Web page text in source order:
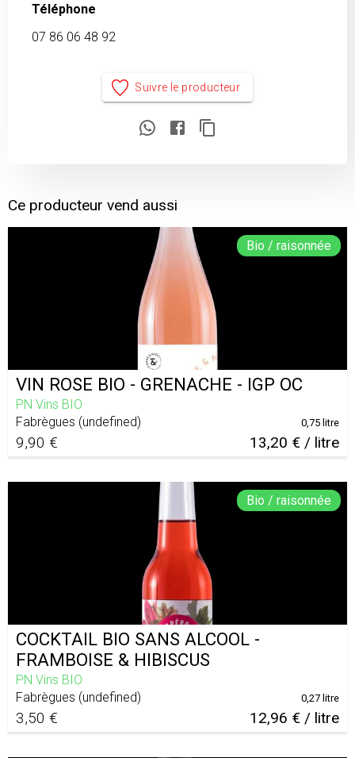
Téléphone
07 86 06 48 92
Suivre le producteur
Ce producteur vend aussi
Bio / raisonnée
VIN ROSE BIO - GRENACHE - IGP OC
PN Vins BIO
Fabrègues (undefined)
9,90 € 13,20 € / litre
0,75 litre
Bio / raisonnée
COCKTAIL BIO SANS ALCOOL -
FRAMBOISE & HIBISCUS
PN Vins BIO
Fabrègues (undefined)
3,50 € 12,96 € / litre
0,27 litre